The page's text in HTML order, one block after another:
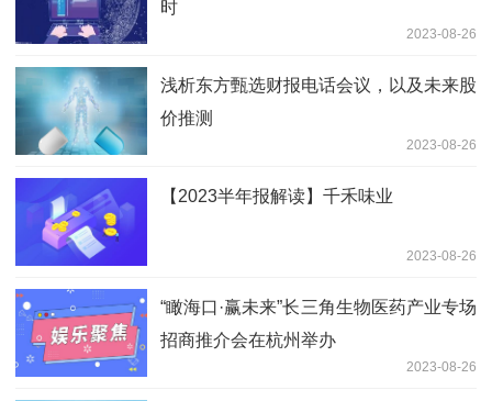
时
2023-08-26
浅析东方甄选财报电话会议，以及未来股
价推测
2023-08-26
【2023半年报解读】千禾味业
2023-08-26
“瞰海口·赢未来”长三角生物医药产业专场
招商推介会在杭州举办
2023-08-26